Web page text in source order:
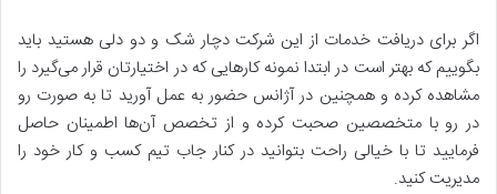
اگر برای دریافت خدمات از این شرکت دچار شک و دو دلی هستید باید
بگوییم که بهتر است در ابتدا نمونه کارهایی که در اختیارتان قرار می‌گیرد را
مشاهده کرده و همچنین در آژانس حضور به عمل آورید تا به صورت رو
در رو با متخصصین صحبت کرده و از تخصص آن‌ها اطمینان حاصل
فرمایید تا با خیالی راحت بتوانید در کنار جاب تیم کسب و کار خود را
مدیریت کنید.